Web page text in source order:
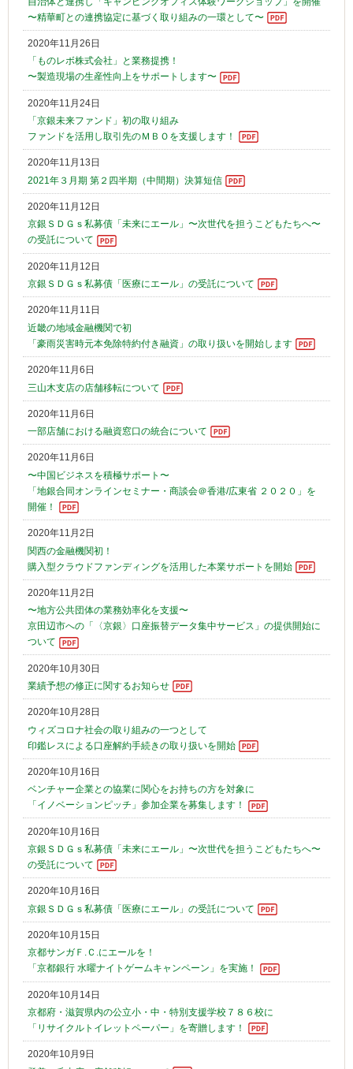
〜精華町との連携協定に基づく取り組みの一環として〜
2020年11月26日
「ものレボ株式会社」と業務提携！
〜製造現場の生産性向上をサポートします〜
2020年11月24日
「京銀未来ファンド」初の取り組み
ファンドを活用し取引先のＭＢＯを支援します！
2020年11月13日
2021年３月期 第２四半期（中間期）決算短信
2020年11月12日
京銀ＳＤＧｓ私募債「未来にエール」〜次世代を担うこどもたちへ〜
の受託について
2020年11月12日
京銀ＳＤＧｓ私募債「医療にエール」の受託について
2020年11月11日
近畿の地域金融機関で初
「豪雨災害時元本免除特約付き融資」の取り扱いを開始します
2020年11月6日
三山木支店の店舗移転について
2020年11月6日
一部店舗における融資窓口の統合について
2020年11月6日
〜中国ビジネスを積極サポート〜
「地銀合同オンラインセミナー・商談会＠香港/広東省 ２０２０」を
開催！
2020年11月2日
関西の金融機関初！
購入型クラウドファンディングを活用した本業サポートを開始
2020年11月2日
〜地方公共団体の業務効率化を支援〜
京田辺市への「〈京銀〉口座振替データ集中サービス」の提供開始に
ついて
2020年10月30日
業績予想の修正に関するお知らせ
2020年10月28日
ウィズコロナ社会の取り組みの一つとして
印鑑レスによる口座解約手続きの取り扱いを開始
2020年10月16日
ベンチャー企業との協業に関心をお持ちの方を対象に
「イノベーションピッチ」参加企業を募集します！
2020年10月16日
京銀ＳＤＧｓ私募債「未来にエール」〜次世代を担うこどもたちへ〜
の受託について
2020年10月16日
京銀ＳＤＧｓ私募債「医療にエール」の受託について
2020年10月15日
京都サンガＦ.Ｃ.にエールを！
「京都銀行 水曜ナイトゲームキャンペーン」を実施！
2020年10月14日
京都府・滋賀県内の公立小・中・特別支援学校７８６校に
「リサイクルトイレットペーパー」を寄贈します！
2020年10月9日